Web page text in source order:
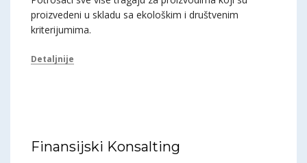
proizvedeni u skladu sa ekološkim i društvenim
kriterijumima.
Detaljnije
Finansijski Konsalting